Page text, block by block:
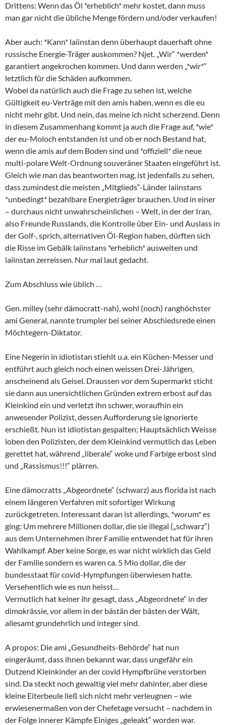
Drittens: Wenn das Öl *erheblich* mehr kostet, dann muss
man gar nicht die übliche Menge fördern und/oder verkaufen!
Aber auch: *Kann* laiinstan denn überhaupt dauerhaft ohne
russische Energie-Träger auskommen? Njet. „Wir“ *werden*
garantiert angekrochen kommen. Und dann werden „*wir*“
letztlich für die Schäden aufkommen.
Wobei da natürlich auch die Frage zu sehen ist, welche
Gültigkeit eu-Verträge mit den amis haben, wenn es die eu
nicht mehr gibt. Und nein, das meine ich nicht scherzend. Denn
in diesem Zusammenhang kommt ja auch die Frage auf, *wie*
der eu-Moloch entstanden ist und ob er noch Bestand hat,
wenn die amis auf dem Boden sind und *offiziell* die neue
multi-polare Welt-Ordnung souveräner Staaten eingeführt ist.
Gleich wie man das beantworten mag, ist jedenfalls zu sehen,
dass zumindest die meisten „Mitglieds“-Länder laiinstans
*unbedingt* bezahlbare Energieträger brauchen. Und in einer
– durchaus nicht unwahrscheinlichen – Welt, in der der Iran,
also Freunde Russlands, die Kontrolle über Ein- und Auslass in
der Golf-, sprich, alternativen Öl-Region haben, dürften sich
die Risse im Gebälk laiinstans *erheblich* ausweiten und
laiinstan zerreissen. Nur mal laut gedacht.
Zum Abschluss wie üblich …
Gen. milley (sehr dämocratt-nah), wohl (noch) ranghöchster
ami General, nannte trumpler bei seiner Abschiedsrede einen
Möchtegern-Diktator.
Eine Negerin in idiotistan stiehlt u.a. ein Küchen-Messer und
entführt auch gleich noch einen weissen Drei-Jährigen,
anscheinend als Geisel. Draussen vor dem Supermarkt sticht
sie dann aus unersichtlichen Gründen extrem erbost auf das
Kleinkind ein und verletzt ihn schwer, woraufhin ein
anwesender Polizist, dessen Aufforderung sie ignorierte
erschießt. Nun ist idiotistan gespalten; Hauptsächlich Weisse
loben den Polizisten, der dem Kleinkind vermutlich das Leben
gerettet hat, während „liberale“ woke und Farbige erbost sind
und „Rassismus!!!“ plärren.
Eine dämocratts „Abgeordnete“ (schwarz) aus florida ist nach
einem längeren Verfahren mit sofortiger Wirkung
zurückgetreten. Interessant daran ist allerdings, *worum* es
ging: Um mehrere Millionen dollar, die sie illegal („schwarz“)
aus dem Unternehmen ihrer Familie entwendet hat für ihren
Wahlkampf. Aber keine Sorge, es war nicht wirklich das Geld
der Familie sondern es waren ca. 5 Mio dollar, die der
bundesstaat für covid-Hympfungen überwiesen hatte.
Versehentlich wie es nun heisst…
Vermutlich hat keiner ihr gesagt, dass „Abgeordnete“ in der
dimokrässie, vor allem in der bästän der bästen der Wält,
allesamt grundehrlich und integer sind.
A propos: Die ami „Gesundheits-Behörde“ hat nun
eingeräumt, dass ihnen bekannt war, dass ungefähr ein
Dutzend Kleinkinder an der covid Hympfbrühe verstorben
sind. Da steckt noch gewaltig viel mehr dahinter, aber diese
kleine Eiterbeule ließ sich nicht mehr verleugnen – wie
erwiesenermaßen von der Chefetage versucht – nachdem in
der Folge innerer Kämpfe Einiges „geleakt“ worden war.